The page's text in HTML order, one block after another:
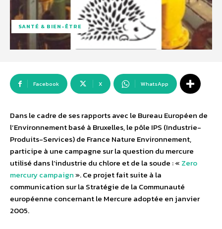
SANTÉ & BIEN-ÊTRE
Facebook X WhatsApp
Dans le cadre de ses rapports avec le Bureau Européen de
l’Environnement basé à Bruxelles, le pôle IPS (Industrie-
Produits-Services) de France Nature Environnement,
participe à une campagne sur la question du mercure
utilisé dans l’industrie du chlore et de la soude : « Zero
mercury campaign». Ce projet fait suite à la
communication sur la Stratégie de la Communauté
européenne concernant le Mercure adoptée en janvier
2005.